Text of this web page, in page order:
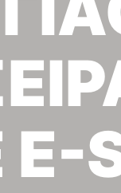
E-